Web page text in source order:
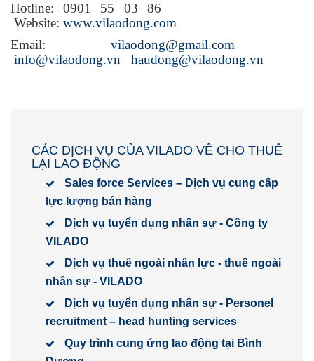
Hotline: 0901 55 03 86
Website: www.vilaodong.com
Email: vilaodong@gmail.com
info@vilaodong.vn
haudong@vilaodong.vn
CÁC DỊCH VỤ CỦA VILADO VỀ CHO THUÊ
LẠI LAO ĐỘNG
Sales force Services – Dịch vụ cung cấp
lực lượng bán hàng
Dịch vụ tuyển dụng nhân sự - Công ty
VILADO
Dịch vụ thuê ngoài nhân lực - thuê ngoài
nhân sự - VILADO
Dịch vụ tuyển dụng nhân sự - Personel
recruitment – head hunting services
Quy trình cung ứng lao động tại Bình